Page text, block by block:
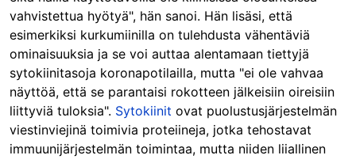
vahvistettua hyötyä", hän sanoi. Hän lisäsi, että
esimerkiksi kurkumiinilla on tulehdusta vähentäviä
ominaisuuksia ja se voi auttaa alentamaan tiettyjä
sytokiinitasoja koronapotilailla, mutta "ei ole vahvaa
näyttöä, että se parantaisi rokotteen jälkeisiin oireisiin
liittyviä tuloksia". Sytokiinit ovat puolustusjärjestelmän
viestinviejinä toimivia proteiineja, jotka tehostavat
immuunijärjestelmän toimintaa, mutta niiden liiallinen